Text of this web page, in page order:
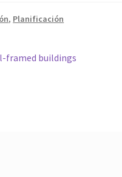
, Planificación
framed buildings